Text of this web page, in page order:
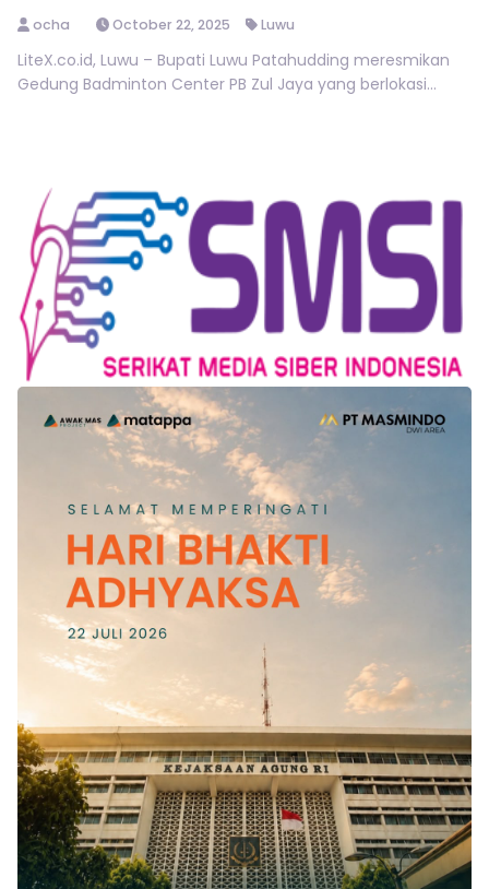
ocha October 22, 2025 Luwu
LiteX.co.id, Luwu – Bupati Luwu Patahudding meresmikan
Gedung Badminton Center PB Zul Jaya yang berlokasi...